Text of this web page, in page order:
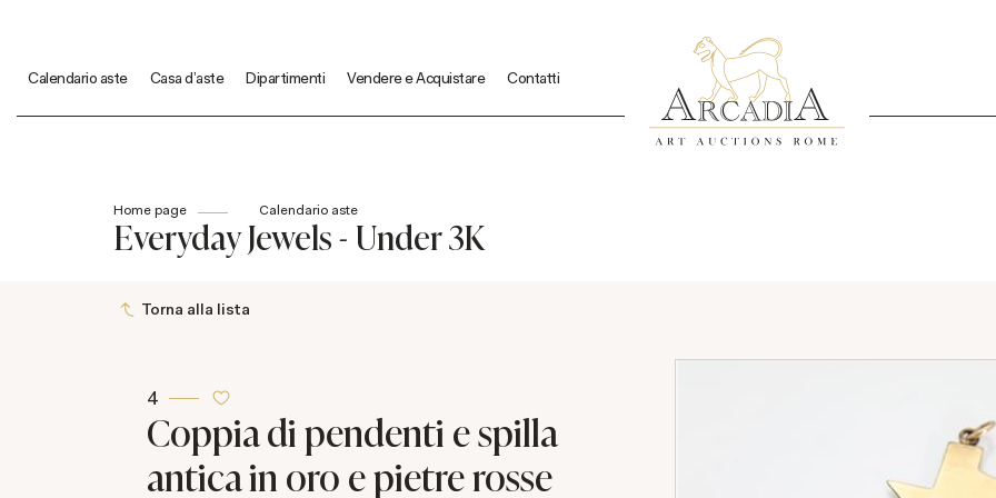
Calendario aste Casa d'aste Dipartimenti Vendere e Acquistare Contatti
Home page Calendario aste
Everyday Jewels - Under 3K
Torna alla lista
4
Coppia di pendenti e spilla
antica in oro e pietre rosse